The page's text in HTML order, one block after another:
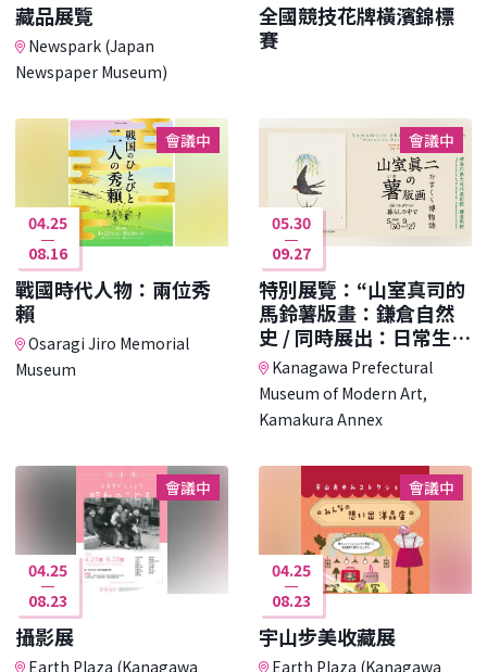
藏品展覽
Newspark (Japan
Newspaper Museum)
全國競技花牌橫濱錦標
賽
會議中
04.25
08.16
戰國時代人物：兩位秀
賴
Osaragi Jiro Memorial
Museum
會議中
05.30
09.27
特別展覽：“山室真司的
馬鈴薯版畫：鎌倉自然
史 / 同時展出：日常生活
中的收藏”
Kanagawa Prefectural
Museum of Modern Art,
Kamakura Annex
會議中
04.25
08.23
攝影展
Earth Plaza (Kanagawa
會議中
04.25
08.23
宇山步美收藏展
Earth Plaza (Kanagawa